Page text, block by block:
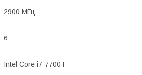
2900 МГц
6
Intel Core i7-7700T